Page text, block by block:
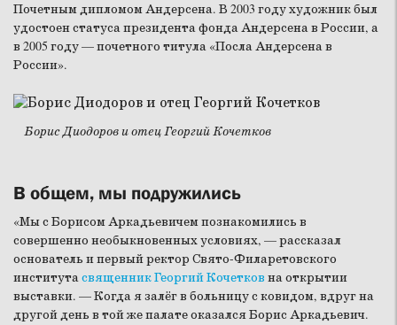
Почетным дипломом Андерсена. В 2003 году художник был
удостоен статуса президента фонда Андерсена в России, а
в 2005 году — почетного титула «Посла Андерсена в
России».
Борис Диодоров и отец Георгий Кочетков
В общем, мы подружились
«Мы с Борисом Аркадьевичем познакомились в
совершенно необыкновенных условиях, — рассказал
основатель и первый ректор Свято-Филаретовского
институтасвященник Георгий Кочетков на открытии
выставки. — Когда я залёг в больницу с ковидом, вдруг на
другой день в той же палате оказался Борис Аркадьевич.